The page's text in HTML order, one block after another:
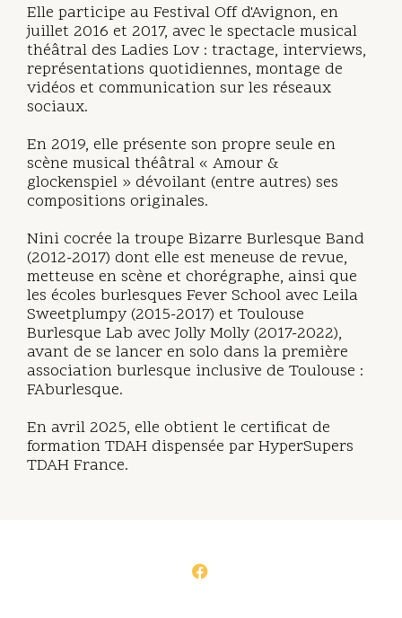
Elle participe au Festival Off d'Avignon, en
juillet 2016 et 2017, avec le spectacle musical
théâtral des Ladies Lov : tractage, interviews,
représentations quotidiennes, montage de
vidéos et communication sur les réseaux
sociaux.
En 2019, elle présente son propre seule en
scène musical théâtral « Amour &
glockenspiel » dévoilant (entre autres) ses
compositions originales.
Nini cocrée la troupe Bizarre Burlesque Band
(2012-2017) dont elle est meneuse de revue,
metteuse en scène et chorégraphe, ainsi que
les écoles burlesques Fever School avec Leila
Sweetplumpy (2015-2017) et Toulouse
Burlesque Lab avec Jolly Molly (2017-2022),
avant de se lancer en solo dans la première
association burlesque inclusive de Toulouse :
FAburlesque.
En avril 2025, elle obtient le certificat de
formation TDAH dispensée par HyperSupers
TDAH France.